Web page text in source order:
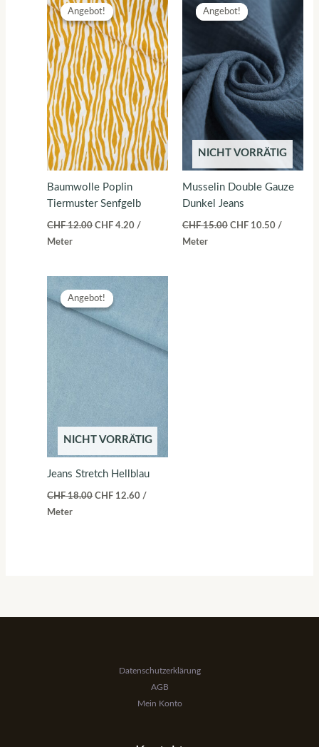
Angebot!
Angebot!
Baumwolle Poplin
Tiermuster Senfgelb
CHF12.00
Preis
war:
CHF 12.00
CHF 4.20
Preis
ist:
CHF 4.20.
/
Meter
Angebot!
NICHT VORRÄTIG
Angebot!
Musselin Double Gauze
Dunkel Jeans
CHF15.00
Preis
war:
CHF 15.00
CHF10.50
CHF
/
Meter
Angebot!
NICHT VORRÄTIG
Angebot!
Jeans Stretch Hellblau
CHF18.00
Preis
war:
CHF 18.00
CHF 12.60 /
Meter
Datenschutzerklärung
AGB
Mein Konto